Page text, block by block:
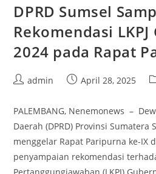
DPRD Sumsel
Rekomendasi
2024 pada Rapat
Postadmin
PostApril 28, 2025
PALEMBANG, Nenemonews –
Daerah (DPRD) Provinsi Sumatera
menggelar Rapat Paripurna ke-IX
penyampaian rekomendasi